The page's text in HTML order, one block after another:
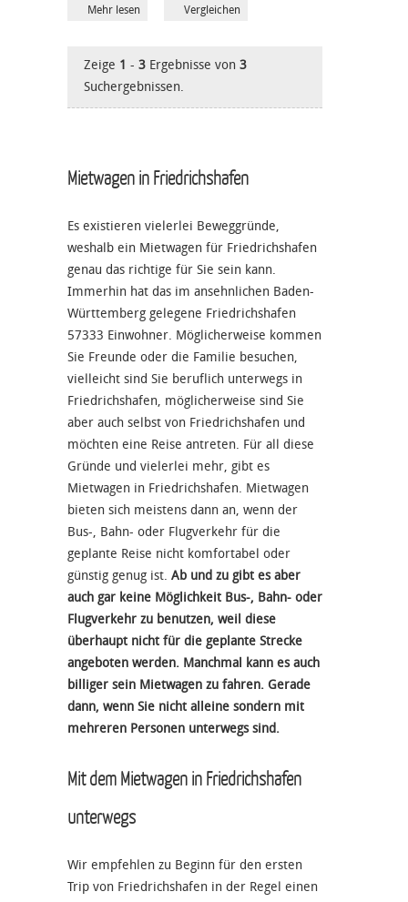
Mehr lesen Vergleichen
Zeige 1 - 3 Ergebnisse von 3
Suchergebnissen.
Mietwagen in Friedrichshafen
Es existieren vielerlei Beweggründe,
weshalb ein Mietwagen für Friedrichshafen
genau das richtige für Sie sein kann.
Immerhin hat das im ansehnlichen Baden-
Württemberg gelegene Friedrichshafen
57333 Einwohner. Möglicherweise kommen
Sie Freunde oder die Familie besuchen,
vielleicht sind Sie beruflich unterwegs in
Friedrichshafen, möglicherweise sind Sie
aber auch selbst von Friedrichshafen und
möchten eine Reise antreten. Für all diese
Gründe und vielerlei mehr, gibt es
Mietwagen in Friedrichshafen. Mietwagen
bieten sich meistens dann an, wenn der
Bus-, Bahn- oder Flugverkehr für die
geplante Reise nicht komfortabel oder
günstig genug ist. Ab und zu gibt es aber
auch gar keine Möglichkeit Bus-, Bahn- oder
Flugverkehr zu benutzen, weil diese
überhaupt nicht für die geplante Strecke
angeboten werden. Manchmal kann es auch
billiger sein Mietwagen zu fahren. Gerade
dann, wenn Sie nicht alleine sondern mit
mehreren Personen unterwegs sind.
Mit dem Mietwagen in Friedrichshafen
unterwegs
Wir empfehlen zu Beginn für den ersten
Trip von Friedrichshafen in der Regel einen